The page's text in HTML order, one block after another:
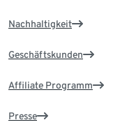
Nachhaltigkeit
Geschäftskunden
Affiliate Programm
Presse